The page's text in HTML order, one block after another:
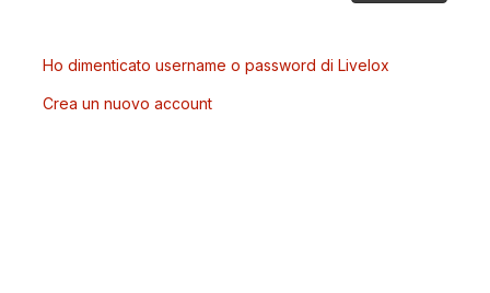
Ho dimenticato username o password di Livelox
Crea un nuovo account